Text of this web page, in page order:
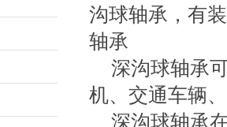
沟球轴承，有
轴承
深沟球轴承
机、交通车辆
深沟球轴承